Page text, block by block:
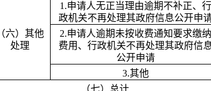
（六）其他
处理
1.申请人无正当理由逾期不补正、行
政机关不再处理其政府信息公开申
2.申请人逾期未按收费通知要求缴纳
费用、行政机关不再处理其政府信
公开申请
3.其他
（七）总计